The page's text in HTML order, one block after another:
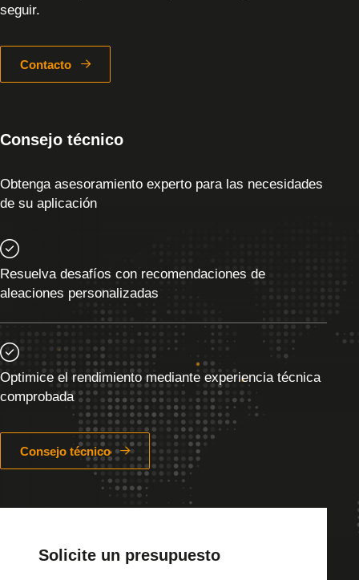
seguir.
Contacto
Consejo técnico
Obtenga asesoramiento experto para las necesidades
de su aplicación
Resuelva desafíos con recomendaciones de
aleaciones personalizadas
Optimice el rendimiento mediante experiencia técnica
comprobada
Consejo técnico
Solicite un presupuesto